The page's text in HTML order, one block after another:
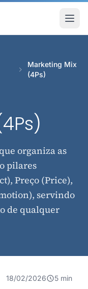
Marketing Mix
(4Ps)
organiza as
pilares
Preço (Price),
servindo
de qualquer
18/02/2026 5 min